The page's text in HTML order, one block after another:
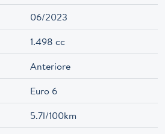
06/2023
1.498 cc
Anteriore
Euro 6
5.7l/100km